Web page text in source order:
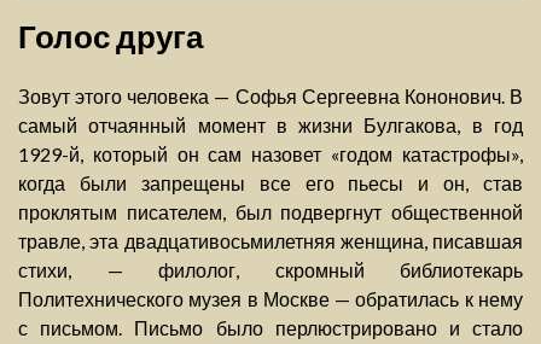
Голос друга
Зовут этого человека — Софья Сергеевна Кононович. В
самый отчаянный момент в жизни Булгакова, в год
1929-й, который он сам назовет «годом катастрофы»,
когда были запрещены все его пьесы и он, став
проклятым писателем, был подвергнут общественной
травле, эта двадцативосьмилетняя женщина, писавшая
стихи, — филолог, скромный библиотекарь
Политехнического музея в Москве — обратилась к нему
с письмом. Письмо было перлюстрировано и стало